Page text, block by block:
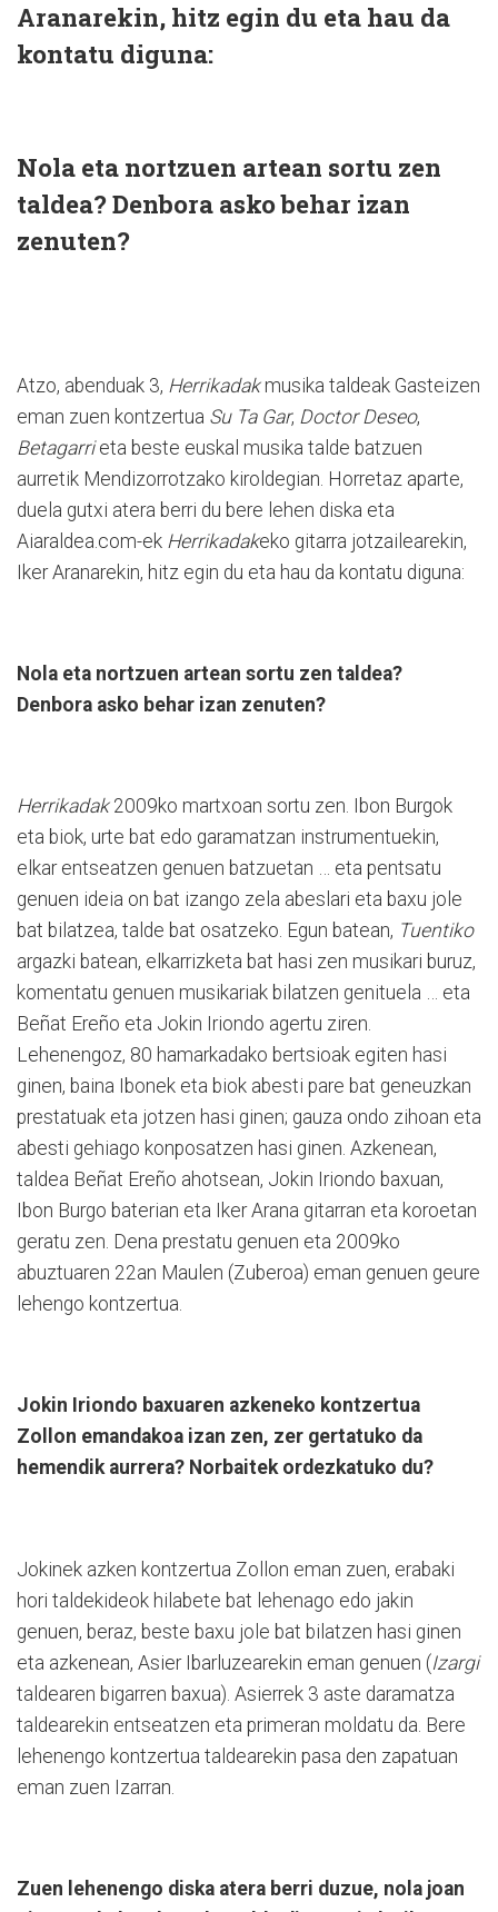
Aranarekin, hitz egin du eta hau da
kontatu diguna:
Nola eta nortzuen artean sortu zen
taldea? Denbora asko behar izan
zenuten?
Atzo, abenduak 3, Herrikadak musika taldeak Gasteizen
eman zuen kontzertua Su Ta Gar, Doctor Deseo,
Betagarrieta beste euskal musika talde batzuen
aurretik Mendizorrotzako kiroldegian. Horretaz aparte,
duela gutxi atera berri du bere lehen diska eta
Aiaraldea.com-ek Herrikadakeko gitarra jotzailearekin,
Iker Aranarekin, hitz egin du eta hau da kontatu diguna:
Nola eta nortzuen artean sortu zen taldea?
Denbora asko behar izan zenuten?
Herrikadak2009ko martxoan sortu zen. Ibon Burgok
eta biok, urte bat edo garamatzan instrumentuekin,
elkar entseatzen genuen batzuetan … eta pentsatu
genuen ideia on bat izango zela abeslari eta baxu jole
bat bilatzea, talde bat osatzeko. Egun batean, Tuentiko
argazki batean, elkarrizketa bat hasi zen musikari buruz,
komentatu genuen musikariak bilatzen genituela … eta
Beñat Ereño eta Jokin Iriondo agertu ziren.
Lehenengoz, 80 hamarkadako bertsioak egiten hasi
ginen, baina Ibonek eta biok abesti pare bat geneuzkan
prestatuak eta jotzen hasi ginen; gauza ondo zihoan eta
abesti gehiago konposatzen hasi ginen. Azkenean,
taldea Beñat Ereño ahotsean, Jokin Iriondo baxuan,
Ibon Burgo baterian eta Iker Arana gitarran eta koroetan
geratu zen. Dena prestatu genuen eta 2009ko
abuztuaren 22an Maulen (Zuberoa) eman genuen geure
lehengo kontzertua.
Jokin Iriondo baxuaren azkeneko kontzertua
Zollon emandakoa izan zen, zer gertatuko da
hemendik aurrera? Norbaitek ordezkatuko du?
Jokinek azken kontzertua Zollon eman zuen, erabaki
hori taldekideok hilabete bat lehenago edo jakin
genuen, beraz, beste baxu jole bat bilatzen hasi ginen
eta azkenean, Asier Ibarluzearekin eman genuen (Izargi
taldearen bigarren baxua). Asierrek 3 aste daramatza
taldearekin entseatzen eta primeran moldatu da. Bere
lehenengo kontzertua taldearekin pasa den zapatuan
eman zuen Izarran.
Zuen lehenengo diska atera berri duzue, nola joan